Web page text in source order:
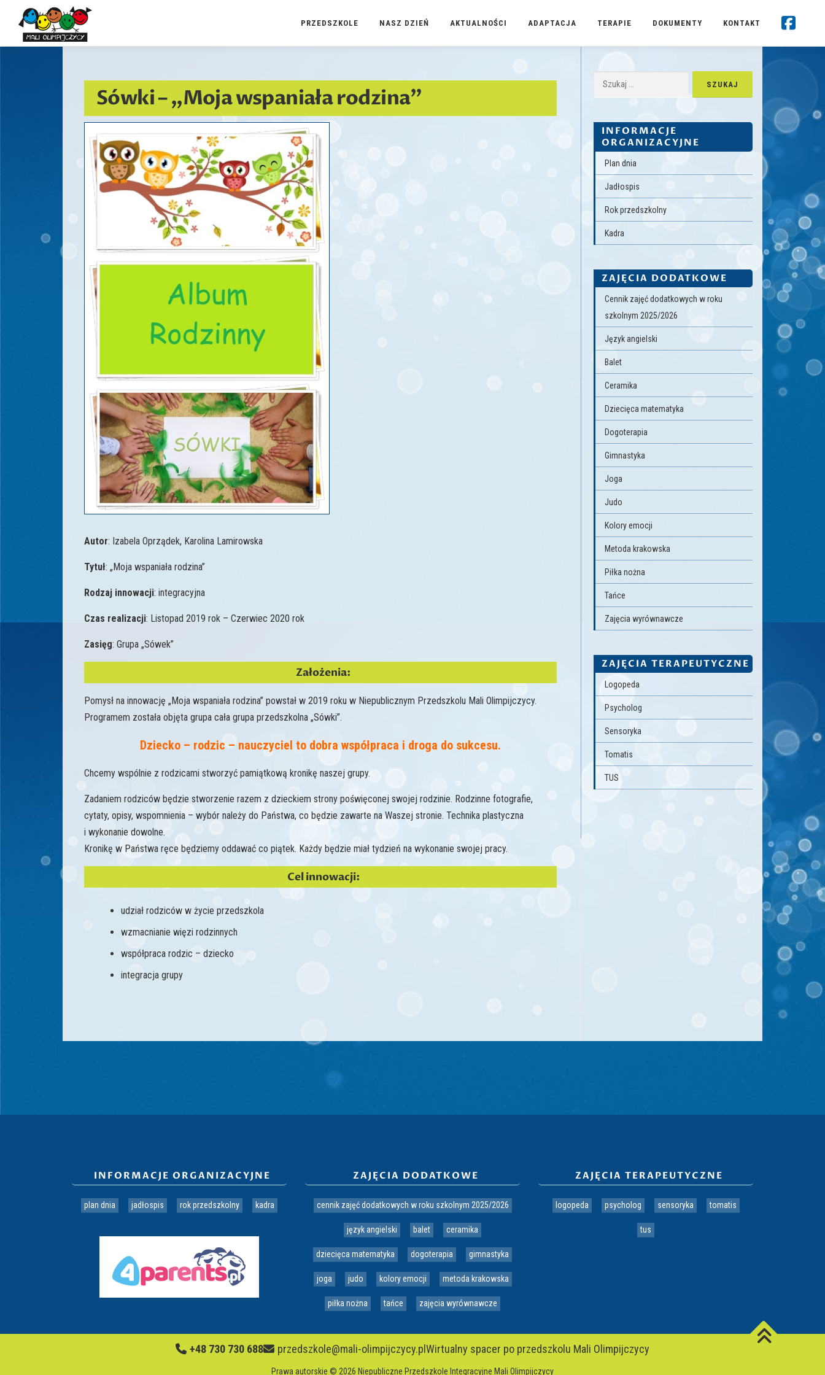
Przejdź
PRZEDSZKOLE NASZ DZIEŃ AKTUALNOŚCI ADAPTACJA TERAPIE DOKUMENTY KONTAKT
Sówki – „Moja wspaniała rodzina”
Autor: Izabela Oprządek, Karolina Lamirowska
Tytuł: „Moja wspaniała rodzina”
Rodzaj innowacji: integracyjna
Czas realizacji: Listopad 2019 rok – Czerwiec 2020 rok
Zasięg: Grupa „Sówek”
Założenia:
Pomysł na innowację „Moja wspaniała rodzina” powstał w 2019 roku w Niepublicznym Przedszkolu Mali Olimpijczycy.
Programem została objęta grupa cała grupa przedszkolna „Sówki”.
Dziecko – rodzic – nauczyciel to dobra współpraca i droga do sukcesu.
Chcemy wspólnie z rodzicami stworzyć pamiątkową kronikę naszej grupy.
Zadaniem rodziców będzie stworzenie razem z dzieckiem strony poświęconej swojej rodzinie. Rodzinne fotografie,
cytaty, opisy, wspomnienia – wybór należy do Państwa, co będzie zawarte na Waszej stronie. Technika plastyczna
i wykonanie dowolne.
Kronikę w Państwa ręce będziemy oddawać co piątek. Każdy będzie miał tydzień na wykonanie swojej pracy.
Cel innowacji:
udział rodziców w życie przedszkola
wzmacnianie więzi rodzinnych
współpraca rodzic – dziecko
integracja grupy
Szukaj:
INFORMACJE
ORGANIZACYJNE
Plan dnia
Jadłospis
Rok przedszkolny
Kadra
ZAJĘCIA DODATKOWE
Cennik zajęć dodatkowych w roku
szkolnym 2025/2026
Język angielski
Balet
Ceramika
Dziecięca matematyka
Dogoterapia
Gimnastyka
Joga
Judo
Kolory emocji
Metoda krakowska
Piłka nożna
Tańce
Zajęcia wyrównawcze
ZAJĘCIA TERAPEUTYCZNE
Logopeda
Psycholog
Sensoryka
Tomatis
TUS
INFORMACJE ORGANIZACYJNE
plan dnia jadłospis rok przedszkolny kadra
ZAJĘCIA DODATKOWE
cennik zajęć dodatkowych w roku szkolnym 2025/2026
język angielski balet ceramika
dziecięca matematyka dogoterapia gimnastyka
joga judo kolory emocji metoda krakowska
piłka nożna tańce zajęcia wyrównawcze
ZAJĘCIA TERAPEUTYCZNE
logopeda psycholog sensoryka tomatis
tus
+48 730 730 688 przedszkole@mali-olimpijczycy.pl Wirtualny spacer po przedszkolu Mali Olimpijczycy
Prawa autorskie © 2026 Niepubliczne Przedszkole Integracyjne Mali Olimpijczycy